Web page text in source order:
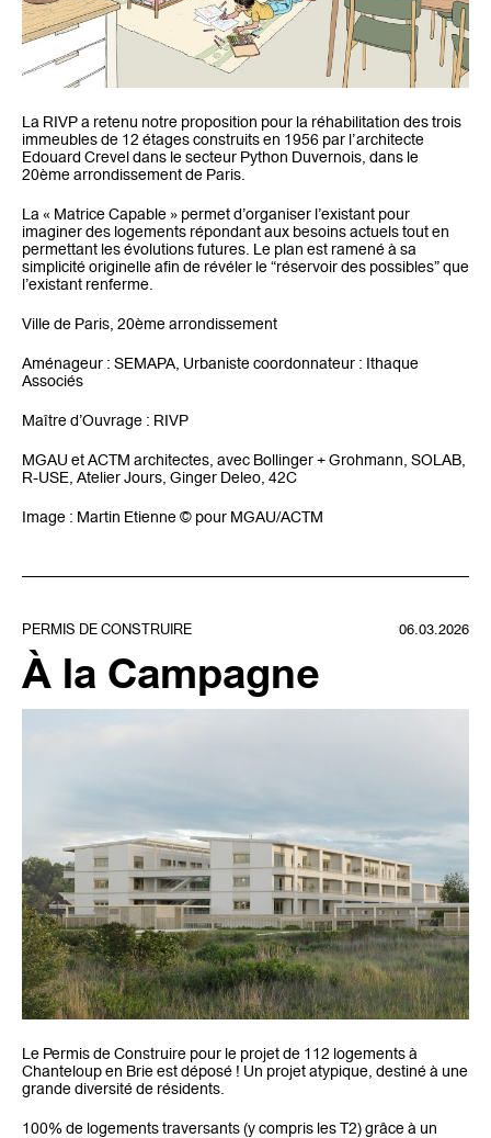
La RIVP a retenu notre proposition pour la réhabilitation des trois
immeubles de 12 étages construits en 1956 par l’architecte
Edouard Crevel dans le secteur Python Duvernois, dans le
20ème arrondissement de Paris.
La « Matrice Capable » permet d’organiser l’existant pour
imaginer des logements répondant aux besoins actuels tout en
permettant les évolutions futures. Le plan est ramené à sa
simplicité originelle afin de révéler le “réservoir des possibles” que
l’existant renferme.
Ville de Paris, 20ème arrondissement
Aménageur : SEMAPA, Urbaniste coordonnateur : Ithaque
Associés
Maître d’Ouvrage : RIVP
MGAU et ACTM architectes, avec Bollinger + Grohmann, SOLAB,
R-USE, Atelier Jours, Ginger Deleo, 42C
Image : Martin Etienne © pour MGAU/ACTM
PERMIS DE CONSTRUIRE 06.03.2026
À la Campagne
Le Permis de Construire pour le projet de 112 logements à
Chanteloup en Brie est déposé ! Un projet atypique, destiné à une
grande diversité de résidents.
100% de logements traversants (y compris les T2) grâce à un